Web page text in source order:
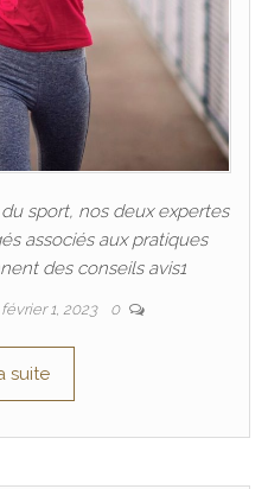
sport, nos deux expertes
associés aux pratiques
des conseils avis1
février 1, 2023 0
suite